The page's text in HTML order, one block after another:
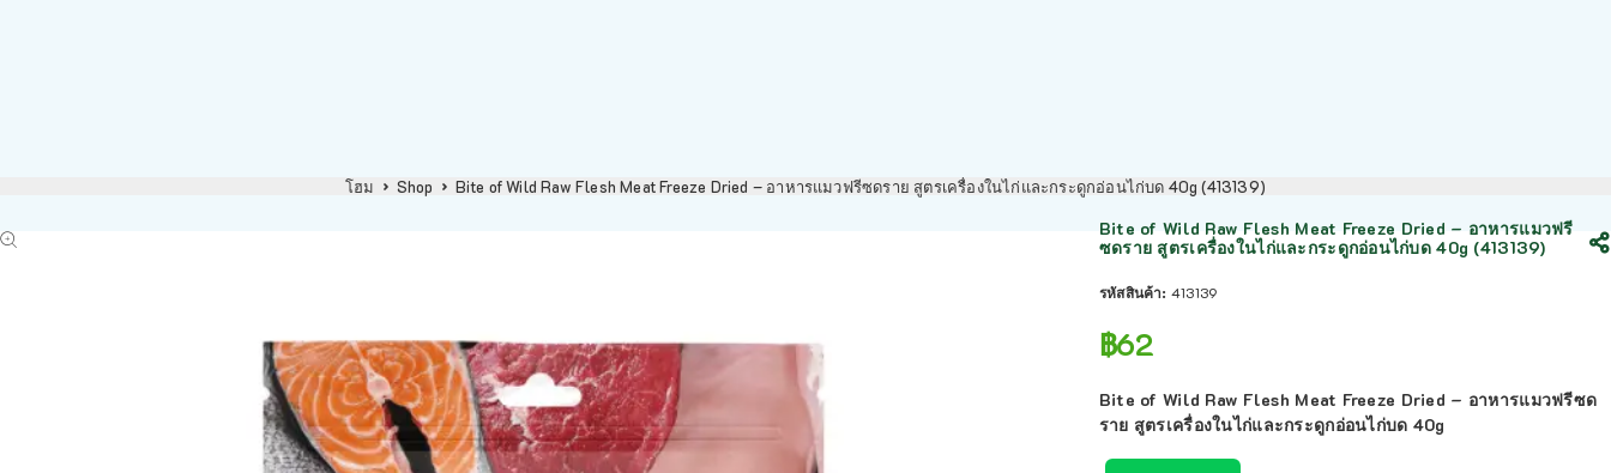
โฮม Shop Bite of Wild Raw Flesh Meat Freeze Dried – อาหารแมวฟรีซดราย สูตรเครื่องในไก่และกระดูกอ่อนไก่บด 40g (413139)
Bite of Wild Raw Flesh Meat Freeze Dried – อาหารแมวฟรี
ซดราย สูตรเครื่องในไก่และกระดูกอ่อนไก่บด 40g (413139)
รหัสสินค้า: 413139
฿62
Bite of Wild Raw Flesh Meat Freeze Dried – อาหารแมวฟรีซด
ราย สูตรเครื่องในไก่และกระดูกอ่อนไก่บด 40g